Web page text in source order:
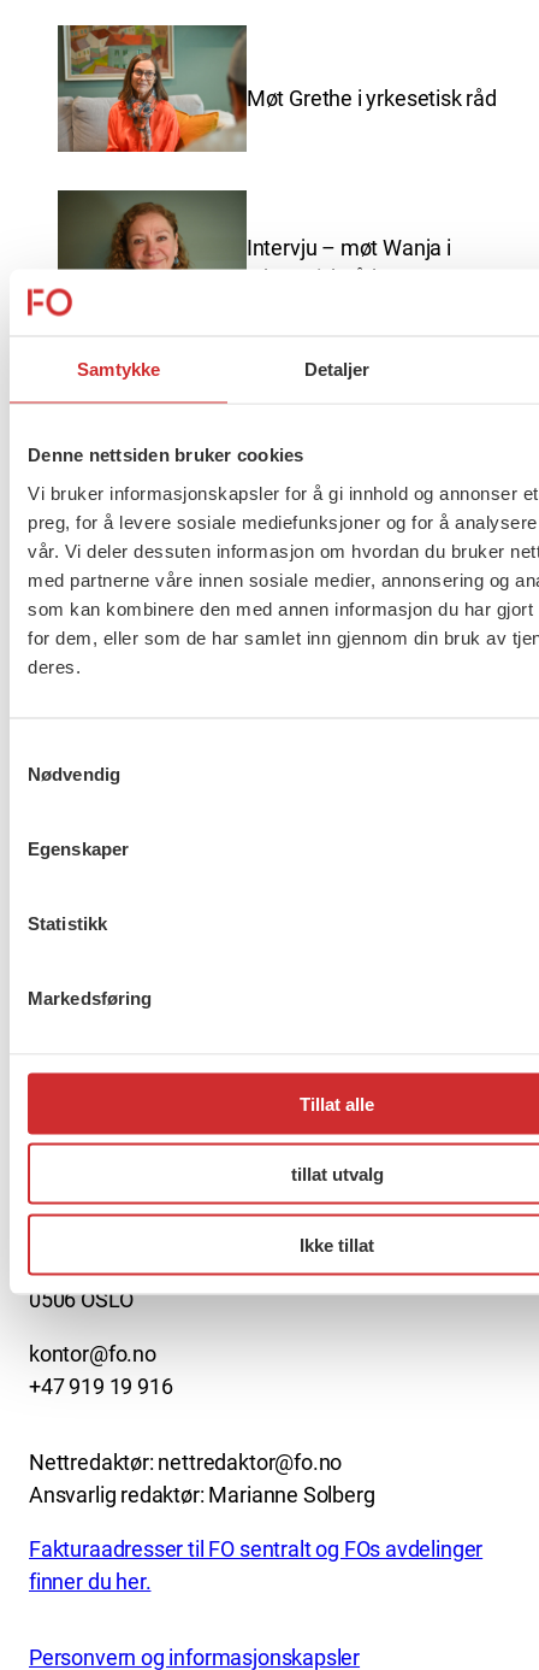
Samtykke Detaljer
Denne nettsiden bruker cookies
Vi bruker informasjonskapsler for å gi innhold og annonser
preg, for å levere sosiale mediefunksjoner og for å
vår. Vi deler dessuten informasjon om hvordan du bruker
med partnerne våre innen sosiale medier, annonsering og
som kan kombinere den med annen informasjon du har gjort
for dem, eller som de har samlet inn gjennom din bruk av
deres.
Nødvendig
Egenskaper
Statistikk
Markedsføring
Tillat alle
tillat utvalg
Ikke tillat
Møt Grethe i yrkesetisk råd
Intervju – møt Wanja i
yrkesetisk råd
Brudd i lønnsoppgjøret for
ansatte innen barnevern,
omsorg og asylmottak (NHO
453)
About us (English)
FO (Fellesorganisasjonen)
Pb. 4693 Sofienberg
0506 OSLO
kontor@fo.no
+47 919 19 916
Nettredaktør: nettredaktor@fo.no
Ansvarlig redaktør: Marianne Solberg
Fakturaadresser til FO sentralt og FOs avdelinger
finner du her.
Personvern og informasjonskapsler